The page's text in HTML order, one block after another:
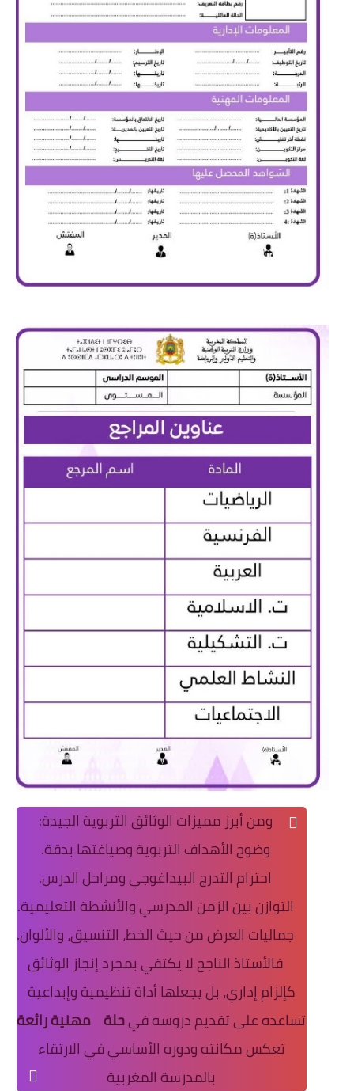
ومن أبرز مميزات الوثائق التربوية الجيدة:
وضوح الأهداف التربوية وصياغتها بدقة.
احترام التدرج البيداغوجي ومراحل الدرس.
التوازن بين الزمن المدرسي والأنشطة التعليمية.
جماليات العرض من حيث الخط، التنسيق، والألوان.
فالأستاذ الناجح لا يكتفي بمجرد إنجاز الوثائق
كإلزام إداري، بل يجعلها أداة تنظيمية وإبداعية
تساعده على تقديم دروسه فيحلة مهنية رائعة
تعكس مكانته ودوره الأساسي في الارتقاء
بالمدرسة المغربية